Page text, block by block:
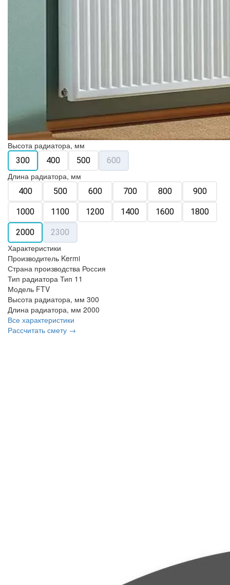
Высота радиатора, мм
300 400 500 600
Длина радиатора, мм
400 500 600 700 800 900
1000 1100 1200 1400 1600 1800
2000 2300
Характеристики
Производитель Kermi
Страна производства Россия
Тип радиатора Тип 11
Модель FTV
Высота радиатора, мм 300
Длина радиатора, мм 2000
Все характеристики
Рассчитать смету →